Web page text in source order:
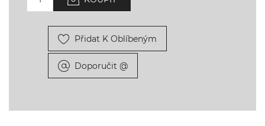
Přidat K Oblíbeným
Doporučit @